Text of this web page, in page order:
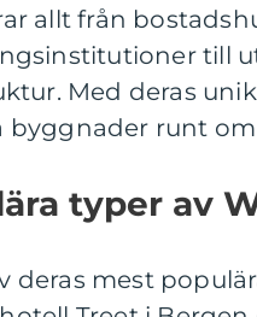
allt från
till
Med deras
byggnader runt
typer av
deras mest